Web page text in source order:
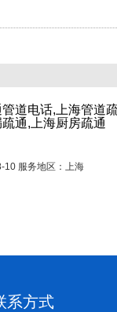
道电话,上海管道
通,上海厨房疏通
10 服务地区：上海
系方式